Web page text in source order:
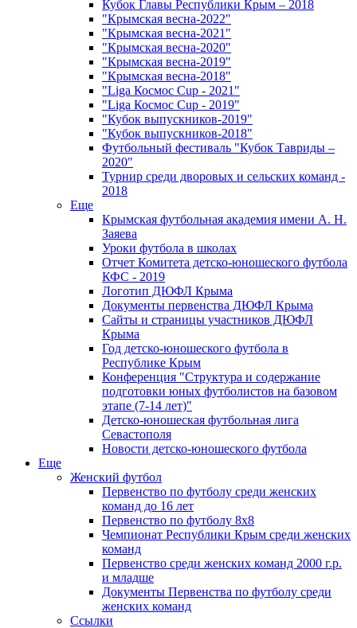
Кубок Главы Республики Крым – 2018
"Крымская весна-2022"
"Крымская весна-2021"
"Крымская весна-2020"
"Крымская весна-2019"
"Крымская весна-2018"
"Liga Космос Cup - 2021"
"Liga Космос Cup - 2019"
"Кубок выпускников-2019"
"Кубок выпускников-2018"
Футбольный фестиваль "Кубок Тавриды –
2020"
Турнир среди дворовых и сельских команд -
2018
Еще
Крымская футбольная академия имени А. Н.
Заяева
Уроки футбола в школах
Отчет Комитета детско-юношеского футбола
КФС - 2019
Логотип ДЮФЛ Крыма
Документы первенства ДЮФЛ Крыма
Сайты и страницы участников ДЮФЛ
Крыма
Год детско-юношеского футбола в
Республике Крым
Конференция "Структура и содержание
подготовки юных футболистов на базовом
этапе (7-14 лет)"
Детско-юношеская футбольная лига
Севастополя
Новости детско-юношеского футбола
Еще
Женский футбол
Первенство по футболу среди женских
команд до 16 лет
Первенство по футболу 8х8
Чемпионат Республики Крым среди женских
команд
Первенство среди женских команд 2000 г.р.
и младше
Документы Первенства по футболу среди
женских команд
Ссылки